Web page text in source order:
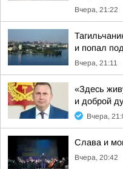
Вчера, 21:22
и попал
Вчера, 21:11
«Здесь
и доброй
Вчера,
Слава и
Вчера, 20:42